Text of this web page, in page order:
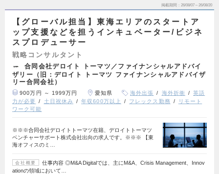
掲載期間 26/08/07～26/08/20
【グローバル担当】東海エリアのスタートア
ップ支援などを担うインキュベーター/ビジネ
スプロデューサー
戦略コンサルタント
合同会社デロイト トーマツ／ファイナンシャルアドバイ
ザリー（旧：デロイト トーマツ ファイナンシャルアドバイザ
リー合同会社）
900万円 ～ 1999万円 愛知県 海外出張 海外折衝
英語
力が必要
土日祝休み 年収600万以上 フレックス勤務
リモート
ワーク可能
※※※合同会社デロイトトーマツ在籍、デロイトトーマツ
ベンチャーサポート株式会社出向の求人です。※※※ 【東
海オフィスのミ…
会社概要
仕事内容 ◎M&A Digitalでは、主にM&A、Crisis Management、Innov
ationの領域において…